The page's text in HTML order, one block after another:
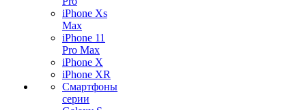
iPhone Xs
Max
iPhone 11
Pro Max
iPhone X
iPhone XR
Смартфоны
серии